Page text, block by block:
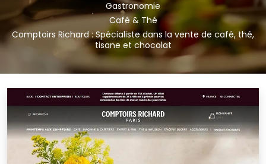
Gastronomie
Café & Thé
Comptoirs Richard : Spécialiste dans la vente de café, thé,
tisane et chocolat